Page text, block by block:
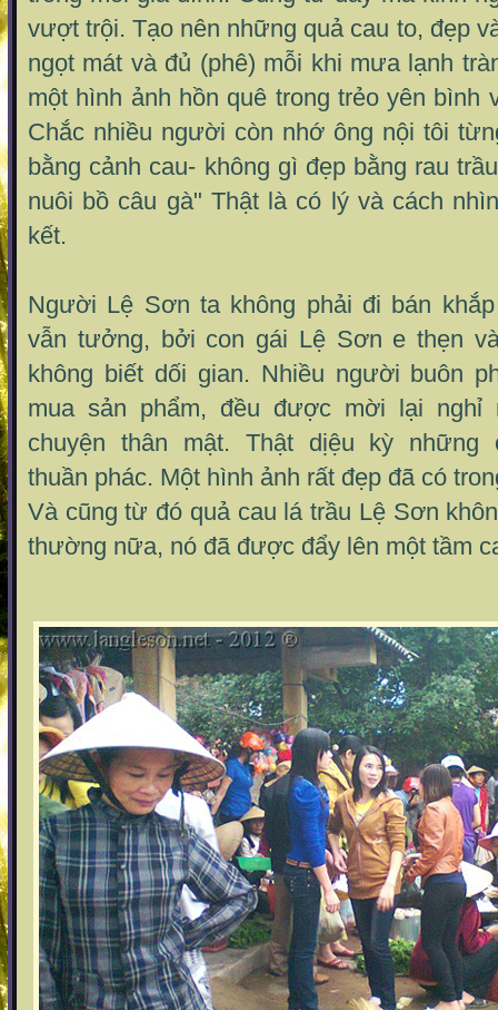
vượt trội. Tạo nên những quả cau to, đẹp
ngọt mát và đủ (phê) mỗi khi mưa lạnh
một hình ảnh hồn quê trong trẻo yên bình
Chắc nhiều người còn nhớ ông nội tôi
bằng cảnh cau- không gì đẹp bằng rau
nuôi bồ câu gà" Thật là có lý và cách
kết.
Người Lệ Sơn ta không phải đi bán
vẫn tưởng, bởi con gái Lệ Sơn e thẹn
không biết dối gian. Nhiều người buôn
mua sản phẩm, đều được mời lại
chuyện thân mật. Thật dịệu kỳ
thuần phác. Một hình ảnh rất đẹp đã có
Và cũng từ đó quả cau lá trầu Lệ Sơn
thường nữa, nó đã được đẩy lên một tầm